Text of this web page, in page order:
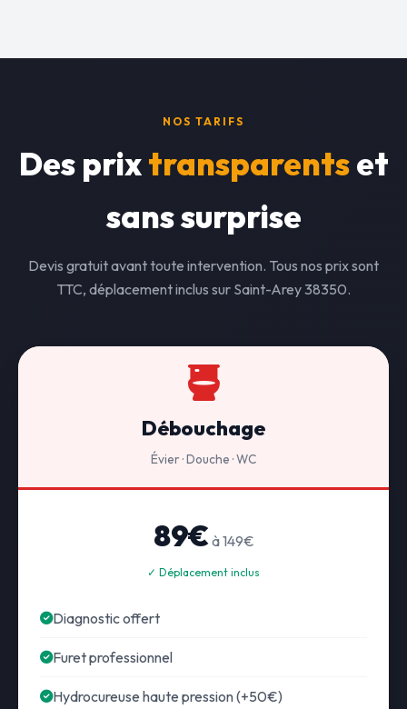
NOS TARIFS
Des prixtransparentset
sans surprise
Devis gratuit avant toute intervention. Tous nos prix sont
TTC, déplacement inclus sur Saint-Arey 38350.
Débouchage
Évier · Douche · WC
89€ à 149€
✓ Déplacement inclus
Diagnostic offert
Furet professionnel
Hydrocureuse haute pression (+50€)